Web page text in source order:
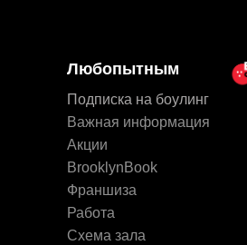
Работа
Схема зала
Важная информация
Подписка на боулинг
Франшиза
Акции
Любопытным
BrooklynBook